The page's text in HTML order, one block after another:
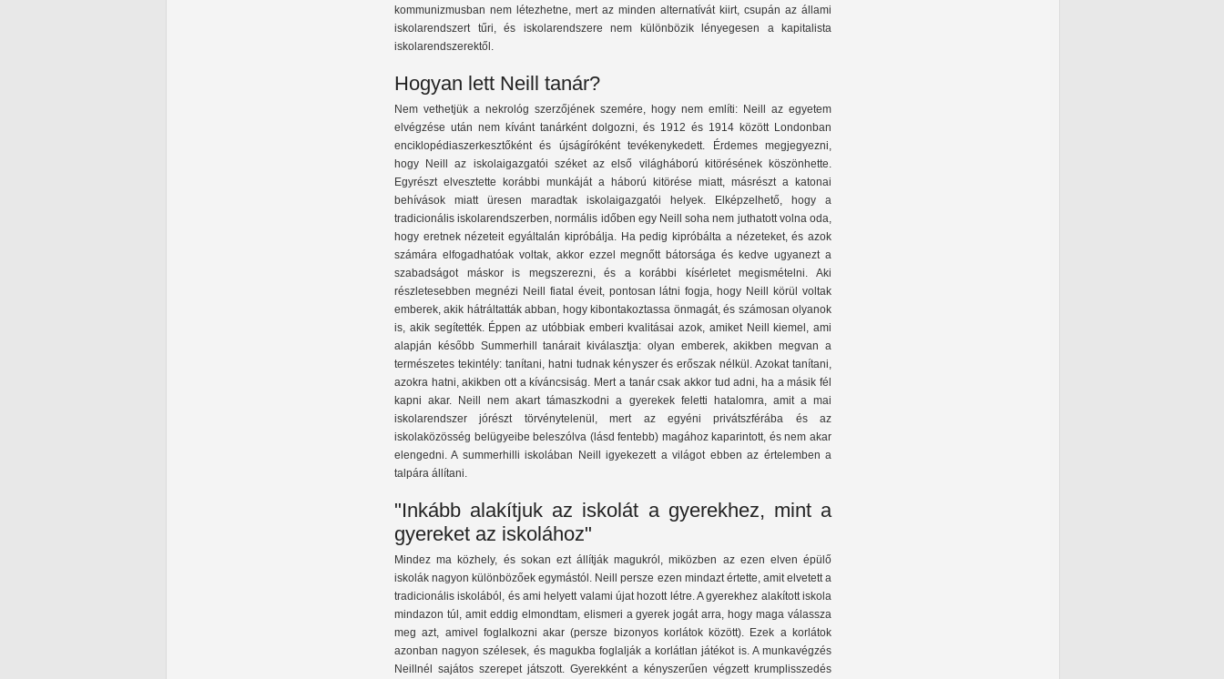
kommunizmusban nem létezhetne, mert az minden alternatívát kiirt, csupán az állami
iskolarendszert tűri, és iskolarendszere nem különbözik lényegesen a kapitalista
iskolarendszerektől.
Hogyan lett Neill tanár?
Nem vethetjük a nekrológ szerzőjének szemére, hogy nem említi: Neill az egyetem
elvégzése után nem kívánt tanárként dolgozni, és 1912 és 1914 között Londonban
enciklopédiaszerkesztőként és újságíróként tevékenykedett. Érdemes megjegyezni,
hogy Neill az iskolaigazgatói széket az első világháború kitörésének köszönhette.
Egyrészt elvesztette korábbi munkáját a háború kitörése miatt, másrészt a katonai
behívások miatt üresen maradtak iskolaigazgatói helyek. Elképzelhető, hogy a
tradicionális iskolarendszerben, normális időben egy Neill soha nem juthatott volna oda,
hogy eretnek nézeteit egyáltalán kipróbálja. Ha pedig kipróbálta a nézeteket, és azok
számára elfogadhatóak voltak, akkor ezzel megnőtt bátorsága és kedve ugyanezt a
szabadságot máskor is megszerezni, és a korábbi kísérletet megismételni. Aki
részletesebben megnézi Neill fiatal éveit, pontosan látni fogja, hogy Neill körül voltak
emberek, akik hátráltatták abban, hogy kibontakoztassa önmagát, és számosan olyanok
is, akik segítették. Éppen az utóbbiak emberi kvalitásai azok, amiket Neill kiemel, ami
alapján később Summerhill tanárait kiválasztja: olyan emberek, akikben megvan a
természetes tekintély: tanítani, hatni tudnak kényszer és erőszak nélkül. Azokat tanítani,
azokra hatni, akikben ott a kíváncsiság. Mert a tanár csak akkor tud adni, ha a másik fél
kapni akar. Neill nem akart támaszkodni a gyerekek feletti hatalomra, amit a mai
iskolarendszer jórészt törvénytelenül, mert az egyéni privátszférába és az
iskolaközösség belügyeibe beleszólva (lásd fentebb) magához kaparintott, és nem akar
elengedni. A summerhilli iskolában Neill igyekezett a világot ebben az értelemben a
talpára állítani.
"Inkább alakítjuk az iskolát a gyerekhez, mint a
gyereket az iskolához"
Mindez ma közhely, és sokan ezt állítják magukról, miközben az ezen elven épülő
iskolák nagyon különbözőek egymástól. Neill persze ezen mindazt értette, amit elvetett a
tradicionális iskolából, és ami helyett valami újat hozott létre. A gyerekhez alakított iskola
mindazon túl, amit eddig elmondtam, elismeri a gyerek jogát arra, hogy maga válassza
meg azt, amivel foglalkozni akar (persze bizonyos korlátok között). Ezek a korlátok
azonban nagyon szélesek, és magukba foglalják a korlátlan játékot is. A munkavégzés
Neillnél sajátos szerepet játszott. Gyerekként a kényszerűen végzett krumplisszedés